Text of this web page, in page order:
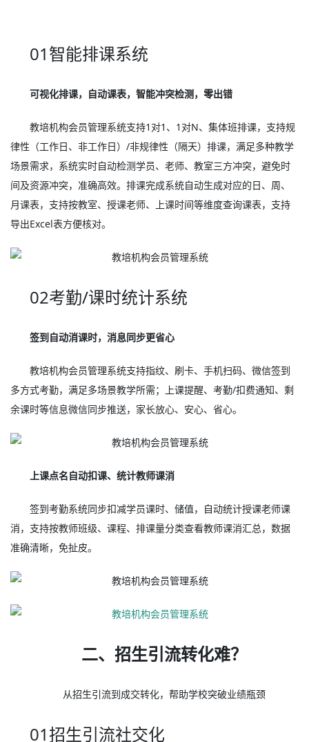
01智能排课系统
可视化排课，自动课表，智能冲突检测，零出错
教培机构会员管理系统支持1对1、1对N、集体班排课，支持规
律性（工作日、非工作日）/非规律性（隔天）排课，满足多种教学
场景需求，系统实时自动检测学员、老师、教室三方冲突，避免时
间及资源冲突，准确高效。排课完成系统自动生成对应的日、周、
月课表，支持按教室、授课老师、上课时间等维度查询课表，支持
导出Excel表方便核对。
02考勤/课时统计系统
签到自动消课时，消息同步更省心
教培机构会员管理系统支持指纹、刷卡、手机扫码、微信签到
多方式考勤，满足多场景教学所需；上课提醒、考勤/扣费通知、剩
余课时等信息微信同步推送，家长放心、安心、省心。
上课点名自动扣课、统计教师课消
签到考勤系统同步扣减学员课时、储值，自动统计授课老师课
消，支持按教师班级、课程、排课量分类查看教师课消汇总，数据
准确清晰，免扯皮。
二、招生引流转化难？
从招生引流到成交转化，帮助学校突破业绩瓶颈
01招生引流社交化